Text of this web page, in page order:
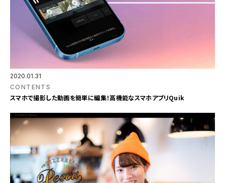
2020.01.31
CONTENTS
スマホで撮影した動画を簡単に編集！高機能なスマホアプリQuik